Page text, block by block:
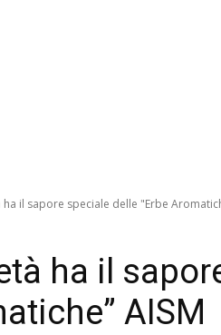
il sapore speciale delle "Erbe
ha il
AISM